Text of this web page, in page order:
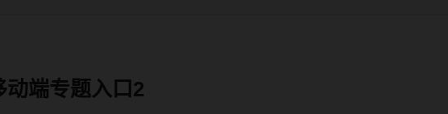
端专题入口2